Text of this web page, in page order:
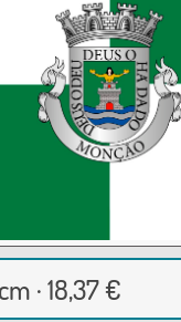
· 18,37 €